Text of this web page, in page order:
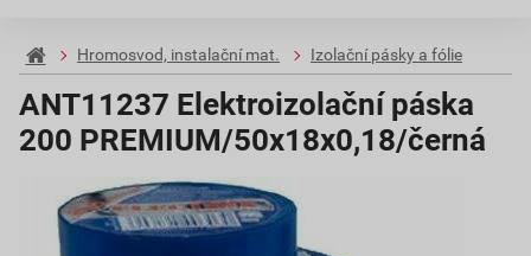
Hromosvod, instalační mat. Izolační pásky a fólie
ANT11237 Elektroizolační páska
200 PREMIUM/50x18x0,18/černá